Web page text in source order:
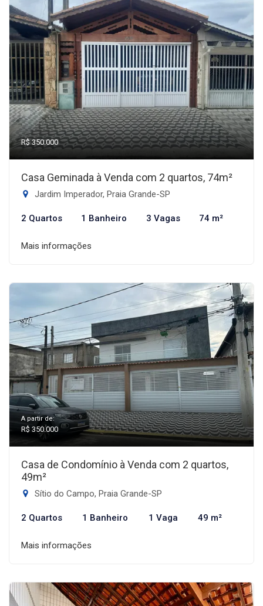
R$ 350.000
Casa Geminada à Venda com 2 quartos, 74m²
Jardim Imperador, Praia Grande-SP
2 Quartos 1 Banheiro 3 Vagas 74 m²
Mais informações
A partir de:
R$ 350.000
Casa de Condomínio à Venda com 2 quartos,
49m²
Sítio do Campo, Praia Grande-SP
2 Quartos 1 Banheiro 1 Vaga 49 m²
Mais informações